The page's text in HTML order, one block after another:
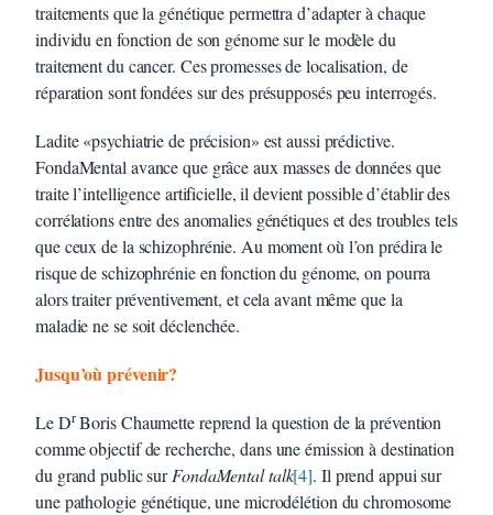
traitements que la génétique permettra d’adapter à chaque
individu en fonction de son génome sur le modèle du
traitement du cancer. Ces promesses de localisation, de
réparation sont fondées sur des présupposés peu interrogés.
Ladite «psychiatrie de précision» est aussi prédictive.
FondaMental avance que grâce aux masses de données que
traite l’intelligence artificielle, il devient possible d’établir des
corrélations entre des anomalies génétiques et des troubles tels
que ceux de la schizophrénie. Au moment où l’on prédira le
risque de schizophrénie en fonction du génome, on pourra
alors traiter préventivement, et cela avant même que la
maladie ne se soit déclenchée.
Jusqu’où prévenir?
Le DrBoris Chaumette reprend la question de la prévention
comme objectif de recherche, dans une émission à destination
du grand public surFondaMental talk[4]. Il prend appui sur
une pathologie génétique, une microdélétion du chromosome